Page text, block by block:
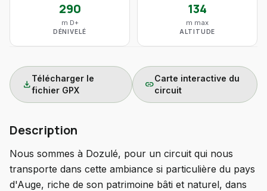
290
m D+
DÉNIVELÉ
134
m max
ALTITUDE
download
Télécharger le
fichier GPX
link
Carte interactive du
circuit
Description
Nous sommes à Dozulé, pour un circuit qui nous
transporte dans cette ambiance si particulière du pays
d'Auge, riche de son patrimoine bâti et naturel, dans